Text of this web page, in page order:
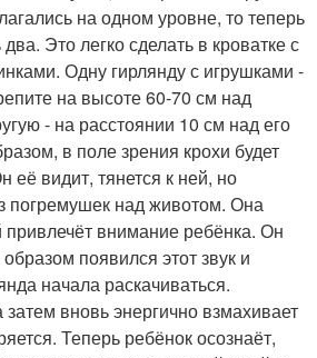
на одном уровне, то теперь
Это легко сделать в кроватке с
Одну гирлянду с игрушками -
на высоте 60-70 см над
- на расстоянии 10 см над его
в поле зрения крохи будет
её видит, тянется к ней, но
погремушек над животом. Она
привлечёт внимание ребёнка. Он
появился этот звук и
начала раскачиваться.
вновь энергично взмахивает
Теперь ребёнок осознаёт,